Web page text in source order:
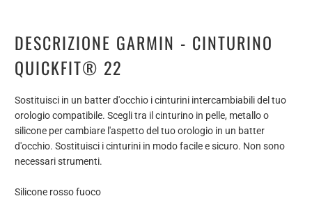
DESCRIZIONE GARMIN - CINTURINO
QUICKFIT® 22
Sostituisci in un batter d'occhio i cinturini intercambiabili del tuo
orologio compatibile. Scegli tra il cinturino in pelle, metallo o
silicone per cambiare l'aspetto del tuo orologio in un batter
d'occhio. Sostituisci i cinturini in modo facile e sicuro. Non sono
necessari strumenti.
Silicone rosso fuoco